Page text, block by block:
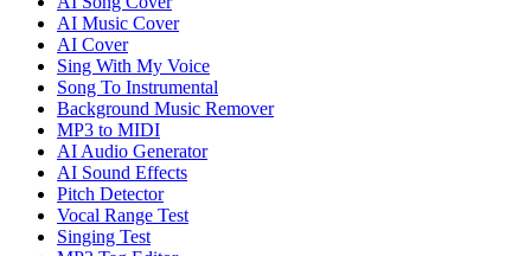
AI Music Cover
AI Cover
Sing With My Voice
Song To Instrumental
Background Music Remover
MP3 to MIDI
AI Audio Generator
AI Sound Effects
Pitch Detector
Vocal Range Test
Singing Test